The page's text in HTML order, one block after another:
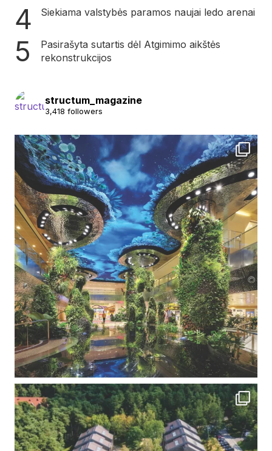
Siekiama valstybės paramos naujai ledo arenai
Pasirašyta sutartis dėl Atgimimo aikštės
rekonstrukcijos
structum_magazine
3,418 followers